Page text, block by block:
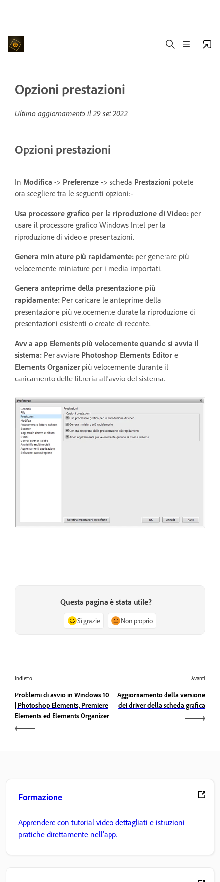
Opzioni prestazioni
Ultimo aggiornamento il29 set 2022
Opzioni prestazioni
In Modifica -> Preferenze -> scheda Prestazioni potete
ora scegliere tra le seguenti opzioni:-
Usa processore grafico per la riproduzione di Video: per
usare il processore grafico Windows Intel per la
riproduzione di video e presentazioni.
Genera miniature più rapidamente: per generare più
velocemente miniature per i media importati.
Genera anteprime della presentazione più
rapidamente: Per caricare le anteprime della
presentazione più velocemente durate la riproduzione di
presentazioni esistenti o create di recente.
Avvia app Elements più velocemente quando si avvia il
sistema: Per avviare Photoshop Elements Editor e
Elements Organizer più velocemente durante il
caricamento delle libreria all'avvio del sistema.
Questa pagina è stata utile?
Sì grazie Non proprio
Indietro
Problemi di avvio in Windows 10
| Photoshop Elements, Premiere
Elements ed Elements Organizer
Avanti
Aggiornamento della versione
dei driver della scheda grafica
Formazione
Apprendere con tutorial video dettagliati e istruzioni
pratiche direttamente nell'app.